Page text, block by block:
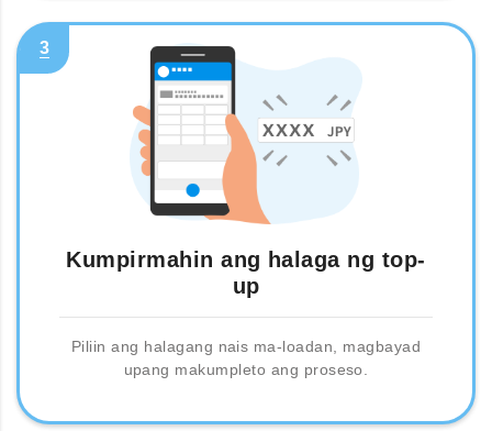
3
Kumpirmahin ang halaga ng top-
up
Piliin ang halagang nais ma-loadan, magbayad
upang makumpleto ang proseso.